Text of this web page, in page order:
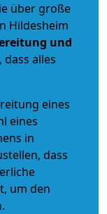
über große
Hildesheim
und
alles
eines
eines
in
dass
um den